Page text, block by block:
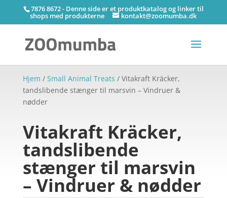
7876 8672 - Denne side er et produktkatalog og linker til
shops med produkterne kontakt@zoomumba.dk
Hjem / Small Animal Treats / Vitakraft Kräcker,
tandslibende stænger til marsvin – Vindruer &
nødder
Vitakraft Kräcker,
tandslibende
stænger til marsvin
– Vindruer & nødder